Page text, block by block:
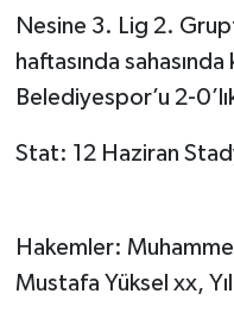
Nesine 3. Lig 2.
haftasında
Belediyespor’u 2-
Stat: 12 Haziran
Hakemler:
Mustafa Yüksel xx,